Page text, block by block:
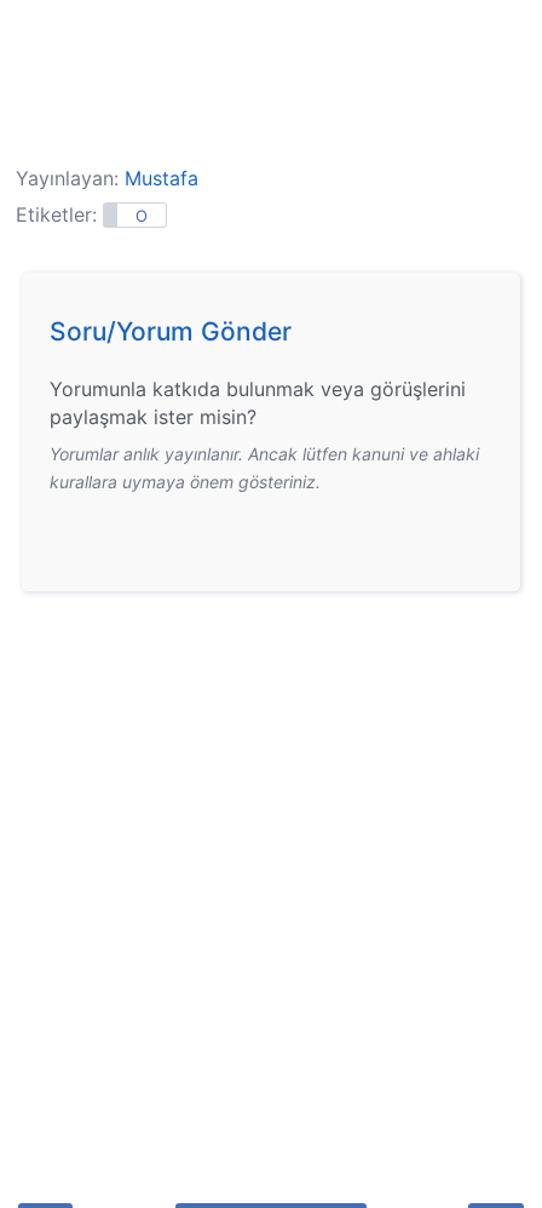
Yayınlayan: Mustafa
Etiketler:
O
Soru/Yorum Gönder
Yorumunla katkıda bulunmak veya görüşlerini
paylaşmak ister misin?
Yorumlar anlık yayınlanır. Ancak lütfen kanuni ve ahlaki
kurallara uymaya önem gösteriniz.